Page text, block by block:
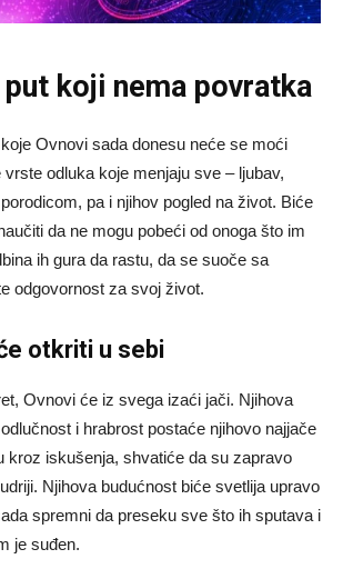
koji nema povratka
Ovnovi sada donesu neće se moći
vrste odluka koje menjaju sve – ljubav,
pa i njihov pogled na život. Biće
da ne mogu pobeći od onoga što im
ih gura da rastu, da se suoče sa
odgovornost za svoj život.
otkriti u sebi
Ovnovi će iz svega izaći jači. Njihova
i hrabrost postaće njihovo najjače
kroz iskušenja, shvatiće da su zapravo
Njihova budućnost biće svetlija upravo
spremni da preseku sve što ih sputava i
je suđen.